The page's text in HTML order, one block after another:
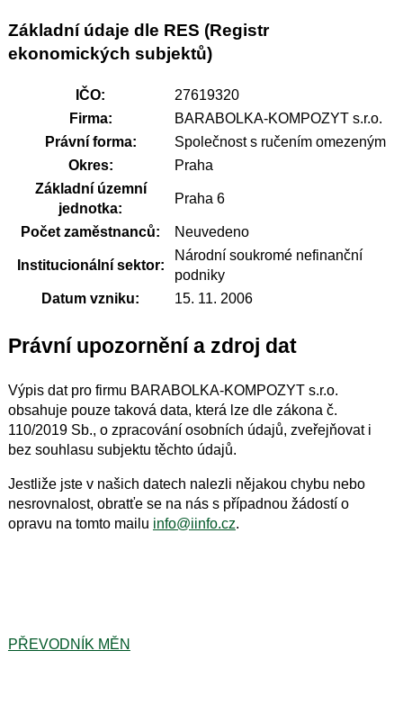
Základní údaje dle RES (Registr
ekonomických subjektů)
IČO:
27619320
Firma:
BARABOLKA-KOMPOZYT s.r.o.
Právní forma:
Společnost s ručením omezeným
Okres:
Praha
Základní územní
jednotka:
Praha 6
Počet zaměstnanců: Neuvedeno
Institucionální sektor:
Národní soukromé nefinanční
podniky
Datum vzniku:
15. 11. 2006
Právní upozornění a zdroj dat
Výpis dat pro firmu BARABOLKA-KOMPOZYT s.r.o.
obsahuje pouze taková data, která lze dle zákona č.
110/2019 Sb., o zpracování osobních údajů, zveřejňovat i
bez souhlasu subjektu těchto údajů.
Jestliže jste v našich datech nalezli nějakou chybu nebo
nesrovnalost, obratťe se na nás s případnou žádostí o
opravu na tomto mailu info@iinfo.cz.
PŘEVODNÍK MĚN